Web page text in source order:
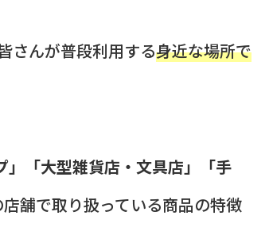
さんが普段利用する身近な場所で
」「大型雑貨店・文具店」「手
舗で取り扱っている商品の特徴